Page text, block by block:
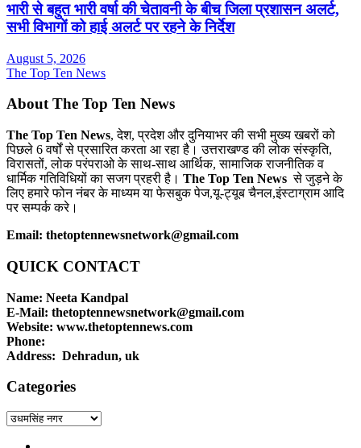
भारी से बहुत भारी वर्षा की चेतावनी के बीच जिला प्रशासन अलर्ट,
सभी विभागों को हाई अलर्ट पर रहने के निर्देश
August 5, 2026
The Top Ten News
About The Top Ten News
The Top Ten News, देश, प्रदेश और दुनियाभर की सभी मुख्य खबरों को
पिछले 6 वर्षों से प्रसारित करता आ रहा है। उत्तराखण्ड की लोक संस्कृति,
विरासतों, लोक परंपराओ के साथ-साथ आर्थिक, सामाजिक राजनीतिक व
धार्मिक गतिविधियों का सजग प्रहरी है। The Top Ten News से जुड़ने के
लिए हमारे फोन नंबर के माध्यम या फेसबुक पेज,यू-ट्यूब चैनल,इंस्टाग्राम आदि
पर सम्पर्क करे।
Email: thetoptennewsnetwork@gmail.com
QUICK CONTACT
Name: Neeta Kandpal
E-Mail: thetoptennewsnetwork@gmail.com
Website: www.thetoptennews.com
Phone:
Address: Dehradun, uk
Categories
Categories